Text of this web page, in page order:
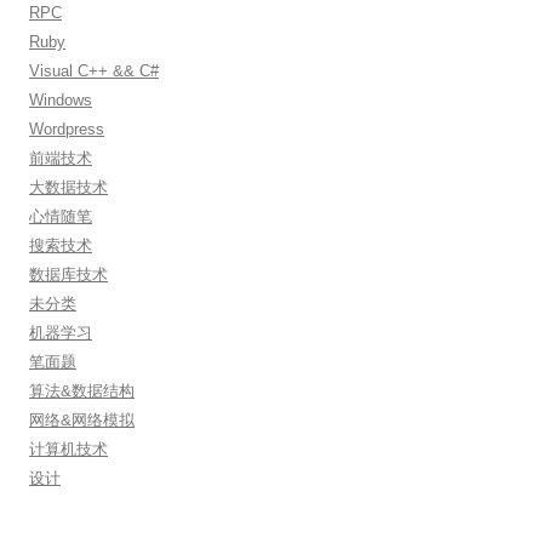
RPC
Ruby
Visual C++ && C#
Windows
Wordpress
前端技术
大数据技术
心情随笔
搜索技术
数据库技术
未分类
机器学习
笔面题
算法&数据结构
网络&网络模拟
计算机技术
设计